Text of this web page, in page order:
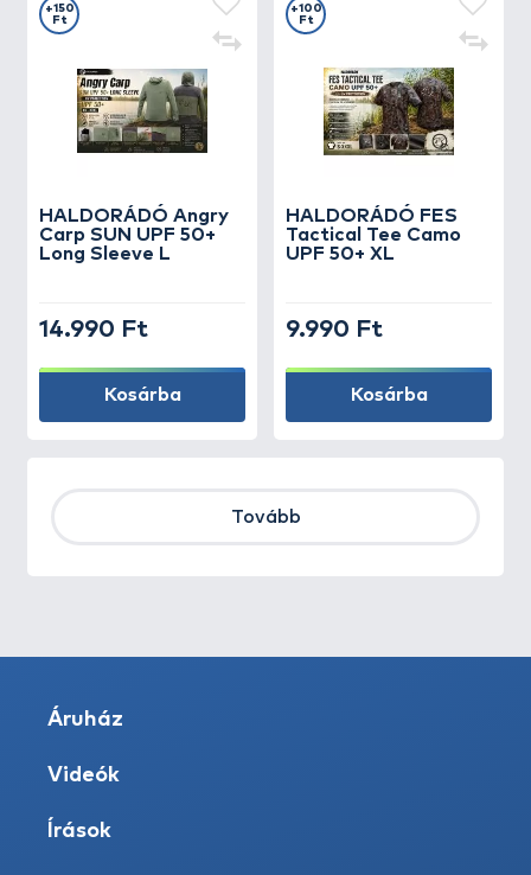
HALDORÁDÓ Angry
Carp SUN UPF 50+
Long Sleeve L
+150
Ft
14.990 Ft
Kosárba
HALDORÁDÓ FES
Tactical Tee Camo
UPF 50+ XL
+100
Ft
9.990 Ft
Kosárba
Tovább
Áruház
Videók
Írások